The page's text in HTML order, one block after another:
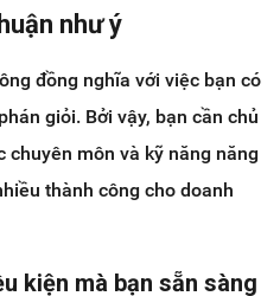
như ý
đồng nghĩa với việc bạn có
giỏi. Bởi vậy, bạn cần chủ
môn và kỹ năng năng
thành công cho doanh
kiện mà bạn sẵn sàng